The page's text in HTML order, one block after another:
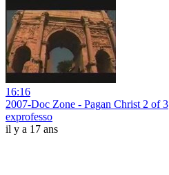
16:16
2007-Doc Zone - Pagan Christ 2 of 3
exprofesso
il y a 17 ans